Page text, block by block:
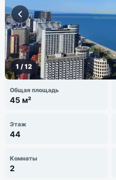
1 /12
Общая площадь
45 м²
Этаж
44
Комнаты
2